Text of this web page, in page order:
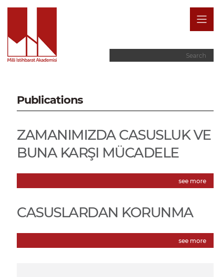
Publications
ZAMANIMIZDA CASUSLUK VE
BUNA KARŞI MÜCADELE
see more
CASUSLARDAN KORUNMA
see more